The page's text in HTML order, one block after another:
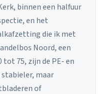
binnen een halfuur
en het
die ik met
Noord, een
tot 75, zijn de PE- en
maar
of